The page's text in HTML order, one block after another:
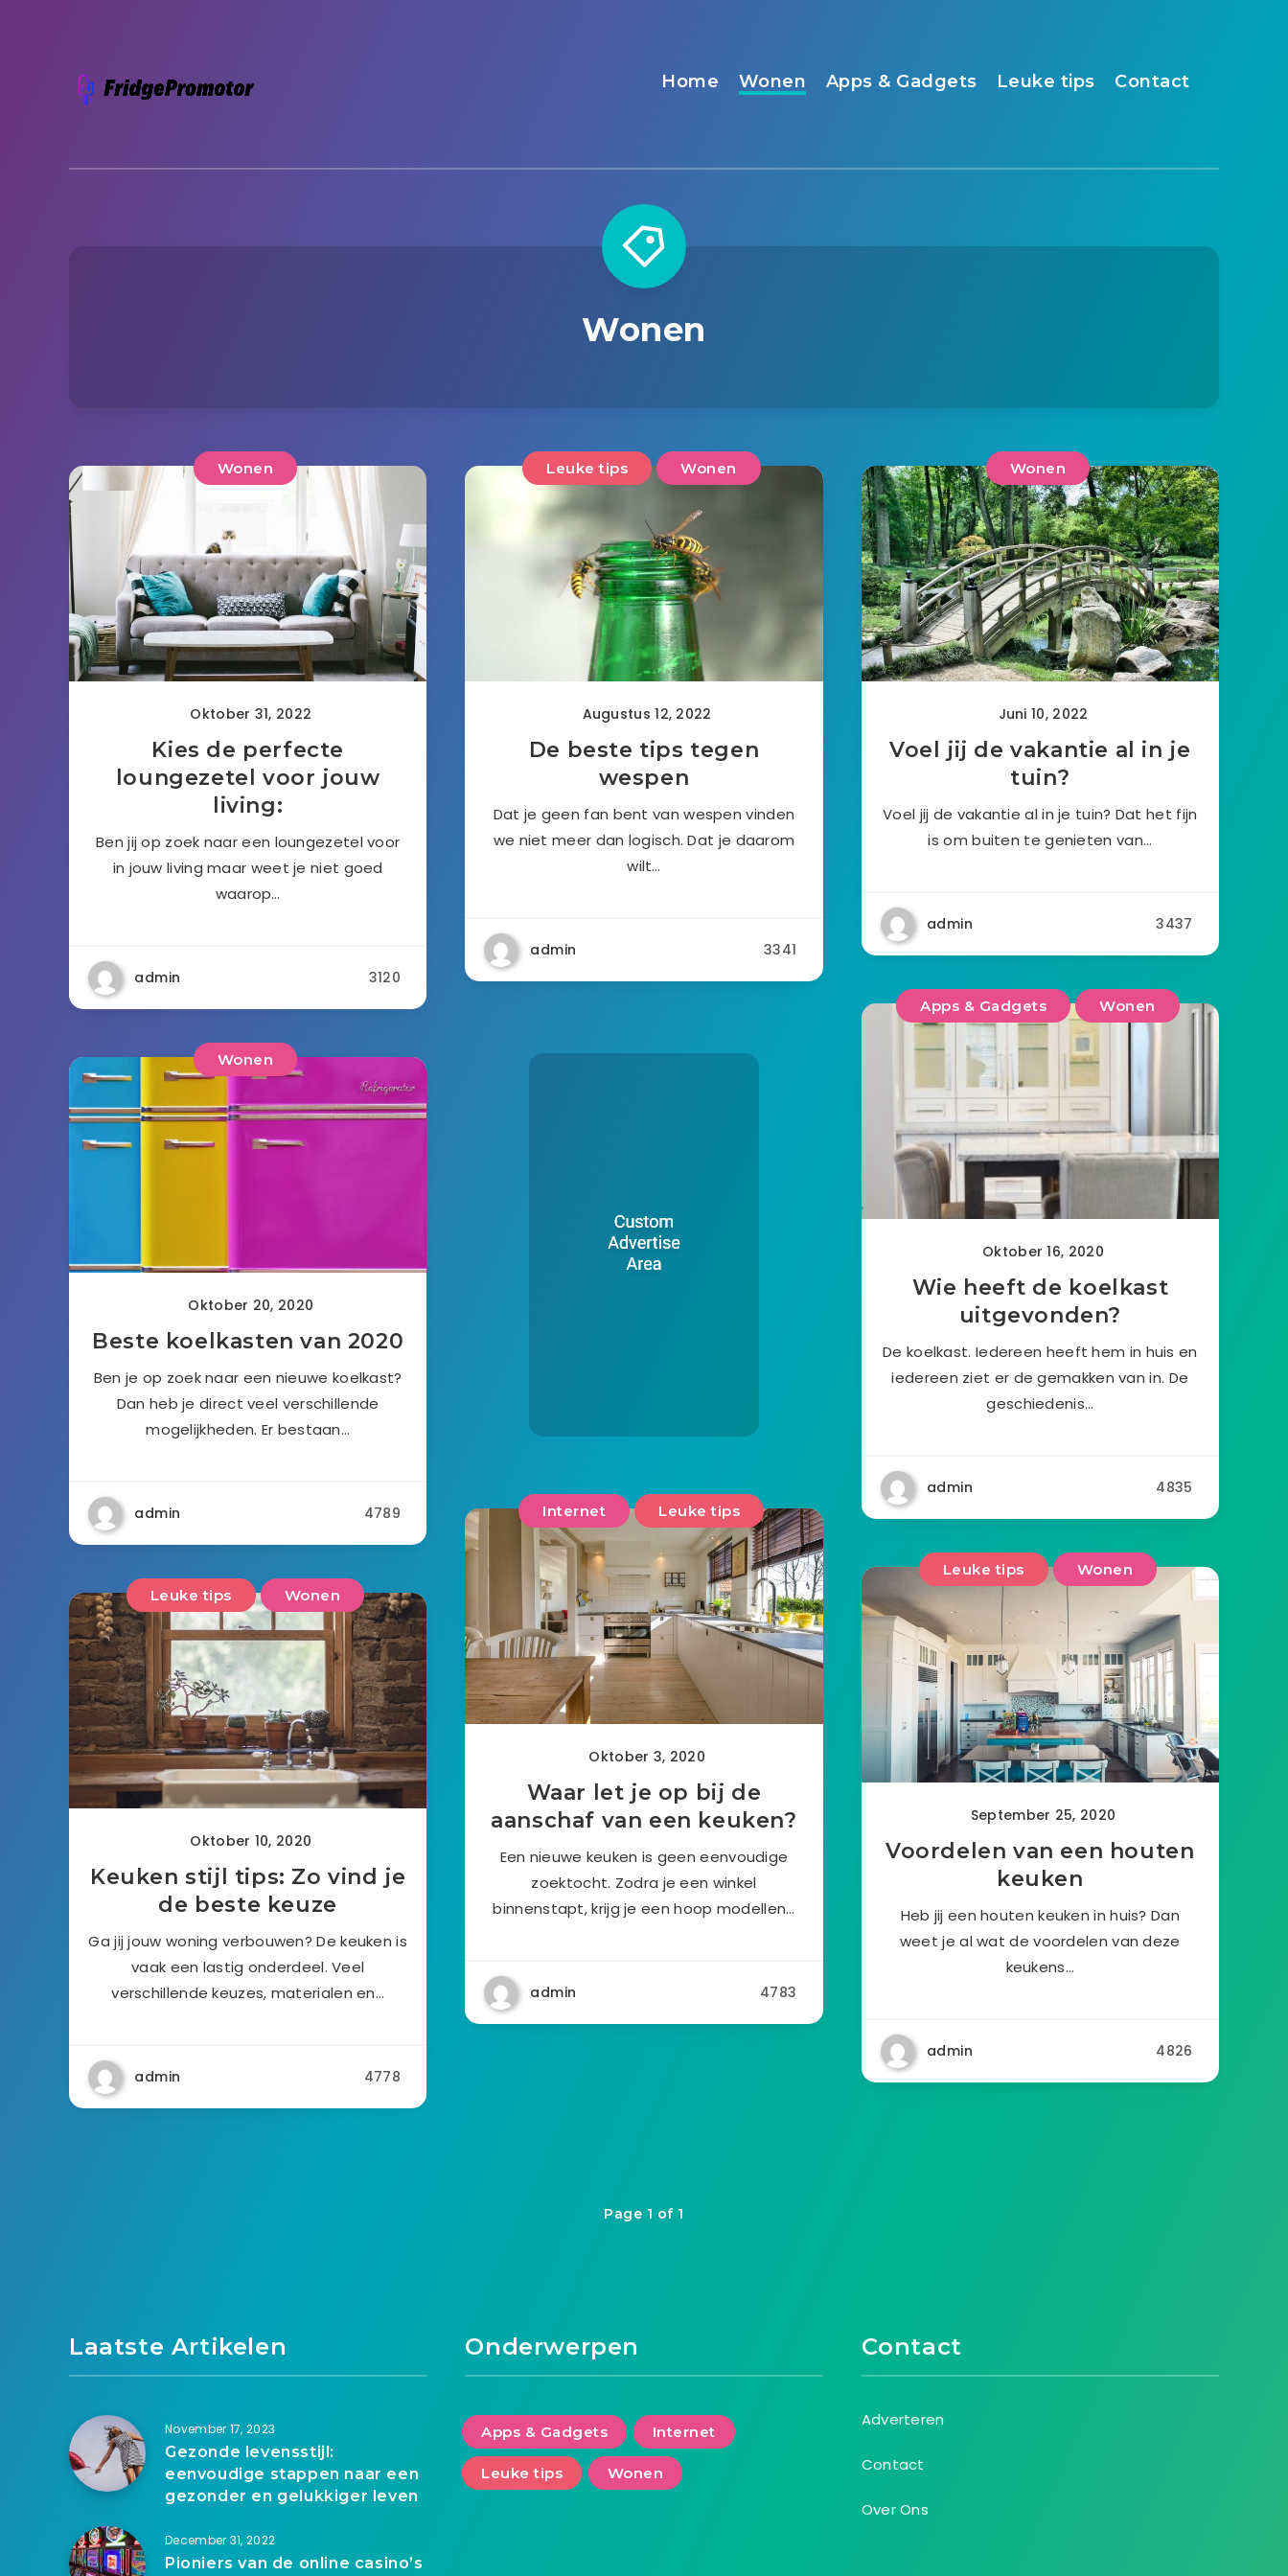
Home Wonen Apps & Gadgets Leuke tips Contact
Wonen
Wonen
Oktober 31, 2022
Kies de perfecte
loungezetel voor jouw
living:
Ben jij op zoek naar een loungezetel voor
in jouw living maar weet je niet goed
waarop…
admin 3120
Leuke tips Wonen
Augustus 12, 2022
De beste tips tegen
wespen
Dat je geen fan bent van wespen vinden
we niet meer dan logisch. Dat je daarom
wilt…
admin 3341
Wonen
Juni 10, 2022
Voel jij de vakantie al in je
tuin?
Voel jij de vakantie al in je tuin? Dat het fijn
is om buiten te genieten van…
admin 3437
Wonen
Oktober 20, 2020
Beste koelkasten van 2020
Ben je op zoek naar een nieuwe koelkast?
Dan heb je direct veel verschillende
mogelijkheden. Er bestaan…
admin 4789
Apps & Gadgets Wonen
Oktober 16, 2020
Wie heeft de koelkast
uitgevonden?
De koelkast. Iedereen heeft hem in huis en
iedereen ziet er de gemakken van in. De
geschiedenis…
admin 4835
Leuke tips Wonen
Oktober 10, 2020
Keuken stijl tips: Zo vind je
de beste keuze
Ga jij jouw woning verbouwen? De keuken is
vaak een lastig onderdeel. Veel
verschillende keuzes, materialen en…
admin 4778
Internet Leuke tips
Oktober 3, 2020
Waar let je op bij de
aanschaf van een keuken?
Een nieuwe keuken is geen eenvoudige
zoektocht. Zodra je een winkel
binnenstapt, krijg je een hoop modellen…
admin 4783
Leuke tips Wonen
September 25, 2020
Voordelen van een houten
keuken
Heb jij een houten keuken in huis? Dan
weet je al wat de voordelen van deze
keukens…
admin 4826
Page 1 of 1
Laatste Artikelen
November 17, 2023
Gezonde levensstijl:
eenvoudige stappen naar een
gezonder en gelukkiger leven
December 31, 2022
Pioniers van de online casino’s
Onderwerpen
Apps & Gadgets Internet
Leuke tips Wonen
Contact
Adverteren
Contact
Over Ons